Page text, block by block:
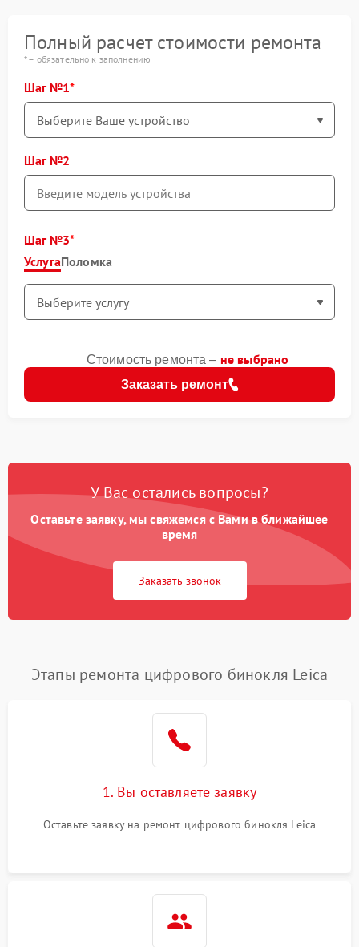
Полный расчет стоимости ремонта
* – обязательно к заполнению
Шаг №1
Шаг №2
Шаг №3
УслугаПоломка
Заказать ремонт
Стоимость ремонта – не выбрано
У Вас остались вопросы?
Оставьте заявку, мы свяжемся с Вами в ближайшее
время
Заказать звонок
Этапы ремонта цифрового бинокля Leica
1. Вы оставляете заявку
Оставьте заявку на ремонт цифрового бинокля Leica